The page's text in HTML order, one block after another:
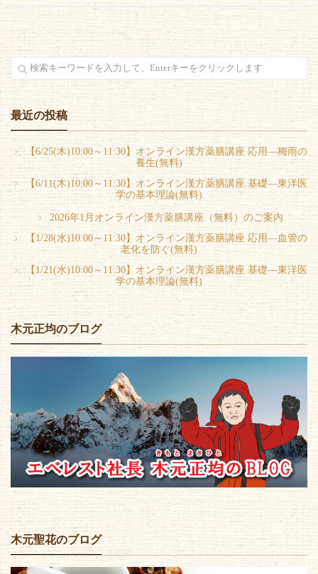
最近の投稿
【6/25(木)10:00～11:30】オンライン漢方薬膳講座 応用―梅雨の
養生(無料)
【6/11(木)10:00～11:30】オンライン漢方薬膳講座 基礎―東洋医
学の基本理論(無料)
2026年1月オンライン漢方薬膳講座（無料）のご案内
【1/28(水)10:00～11:30】オンライン漢方薬膳講座 応用―血管の
老化を防ぐ(無料)
【1/21(水)10:00～11:30】オンライン漢方薬膳講座 基礎―東洋医
学の基本理論(無料)
木元正均のブログ
木元聖花のブログ